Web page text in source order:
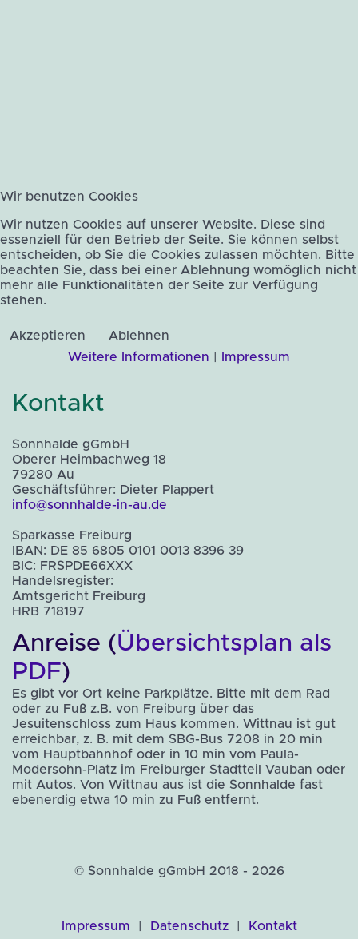
Kontakt
Sonnhalde gGmbH
Oberer Heimbachweg 18
79280 Au
Geschäftsführer: Dieter Plappert
info@sonnhalde-in-au.de
Sparkasse Freiburg
IBAN: DE 85 6805 0101 0013 8396 39
BIC: FRSPDE66XXX
Handelsregister:
Amtsgericht Freiburg
HRB 718197
Anreise (Übersichtsplan als
PDF)
Es gibt vor Ort keine Parkplätze. Bitte mit dem Rad
oder zu Fuß z.B. von Freiburg über das
Jesuitenschloss zum Haus kommen. Wittnau ist gut
erreichbar, z. B. mit dem SBG-Bus 7208 in 20 min
vom Hauptbahnhof oder in 10 min vom Paula-
Modersohn-Platz im Freiburger Stadtteil Vauban oder
mit Autos. Von Wittnau aus ist die Sonnhalde fast
ebenerdig etwa 10 min zu Fuß entfernt.
© Sonnhalde gGmbH 2018 - 2026
Impressum Datenschutz| Kontakt
Wir benutzen Cookies
Wir nutzen Cookies auf unserer Website. Diese sind
essenziell für den Betrieb der Seite. Sie können selbst
entscheiden, ob Sie die Cookies zulassen möchten. Bitte
beachten Sie, dass bei einer Ablehnung womöglich nicht
mehr alle Funktionalitäten der Seite zur Verfügung
stehen.
Akzeptieren
Ablehnen
Weitere Informationen
Impressum